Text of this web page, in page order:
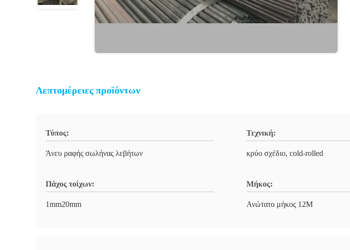
Λεπτομέρειες προϊόντων
Τύπος:
Άνευ ραφής σωλήνας λεβήτων
Τεχνική:
κρύο σχέδιο, cold-rolled
Πάχος τοίχων:
1mm20mm
Μήκος:
Ανώτατο μήκος 12M